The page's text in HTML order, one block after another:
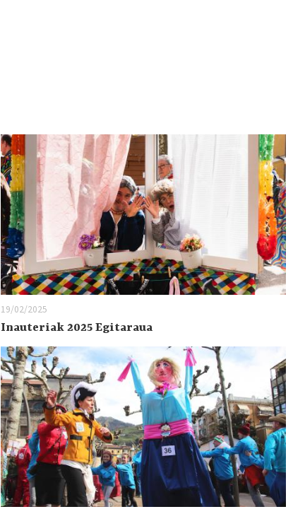
19/02/2025
Inauteriak 2025 Egitaraua